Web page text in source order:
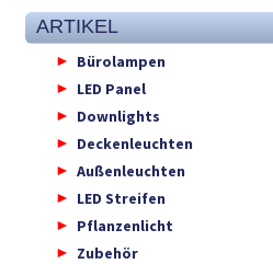
ARTIKEL
Bürolampen
LED Panel
Downlights
Deckenleuchten
Außenleuchten
LED Streifen
Pflanzenlicht
Zubehör